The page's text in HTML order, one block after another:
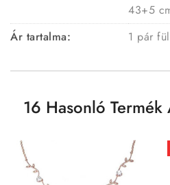
43+5
Ár tartalma:
1 pár
16 Hasonló